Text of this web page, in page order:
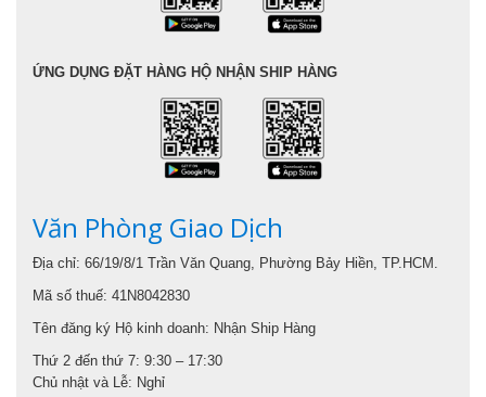
ỨNG DỤNG ĐẶT HÀNG HỘ NHẬN SHIP HÀNG
Văn Phòng Giao Dịch
Địa chỉ: 66/19/8/1 Trần Văn Quang, Phường Bảy Hiền, TP.HCM.
Mã số thuế: 41N8042830
Tên đăng ký Hộ kinh doanh: Nhận Ship Hàng
Thứ 2 đến thứ 7: 9:30 – 17:30
Chủ nhật và Lễ: Nghỉ